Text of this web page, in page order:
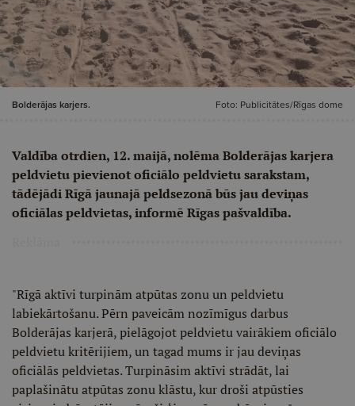
Bolderājas karjers. Foto: Publicitātes/Rīgas dome
Valdība otrdien, 12. maijā, nolēma Bolderājas karjera
peldvietu pievienot oficiālo peldvietu sarakstam,
tādējādi Rīgā jaunajā peldsezonā būs jau deviņas
oficiālas peldvietas, informē Rīgas pašvaldība.
"Rīgā aktīvi turpinām atpūtas zonu un peldvietu
labiekārtošanu. Pērn paveicām nozīmīgus darbus
Bolderājas karjerā, pielāgojot peldvietu vairākiem oficiālo
peldvietu kritērijiem, un tagad mums ir jau deviņas
oficiālās peldvietas. Turpināsim aktīvi strādāt, lai
paplašinātu atpūtas zonu klāstu, kur droši atpūsties